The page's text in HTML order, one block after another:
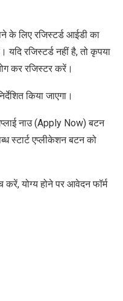
के लिए रजिस्टर्ड आईडी का
रजिस्टर्ड नहीं है, तो कृपया
कर रजिस्टर करें।
किया जाएगा।
नाउ (Apply Now) बटन
स्टार्ट एप्लीकेशन बटन को
करें, योग्य होने पर आवेदन फॉर्म